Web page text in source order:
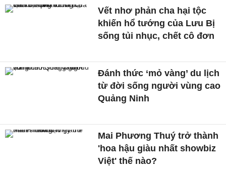
Vết nhơ phản cha hại tộc
khiến hổ tướng của Lưu Bị
sống tủi nhục, chết cô đơn
Đánh thức ‘mỏ vàng’ du lịch
từ đời sống người vùng cao
Quảng Ninh
Mai Phương Thuý trở thành
'hoa hậu giàu nhất showbiz
Việt' thế nào?